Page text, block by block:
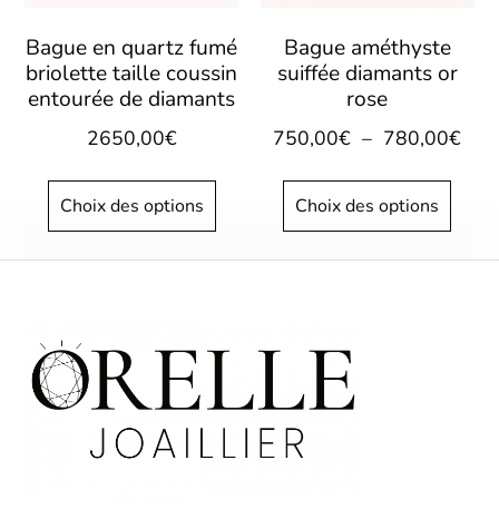
Bague en quartz fumé
briolette taille coussin
entourée de diamants
2650,00€
Choix des options
Bague améthyste
suiffée diamants or
rose
750,00€ – 780,00€
Choix des options